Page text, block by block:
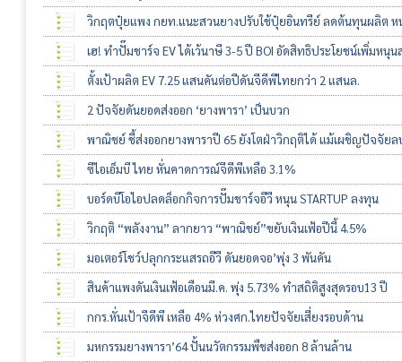
วิกฤตปุ๋ยแพง กยท.แนะสวนยางปรับใช้ปุ๋ยอินทรีย์ ลดต้นทุนผลิต ห
เฮ! ทำปั๊มชาร์จ EV ได้เว้นาษี 3-5 ปี BOI อัดสิทธิประโยชน์เพิ่มหนุ
ตั้งเป้าผลิต EV 7.25 แสนคันต่อปีดันจีดีพีไทยกว่า 2 แสนล.
2 ปัจจัยดันยอดส่งออก ‘ยางพารา’ เป็นบวก
พาณิชย์ ชี้ส่งออกยางพาราปี 65 ยังโตฝ่าวิกฤติได้ แม้เผชิญปัจจัยล
ซีไอเอ็มบี ไทย หั่นคาดการณ์จีดีพีเหลือ 3.1%
บอร์ดบีโอไอปลดล็อกกิจการปั๊มชาร์จอีวี หนุน STARTUP ลงทุน
วิกฤติ “พลังงาน” ลากยาว “พาณิชย์”ขยับเงินเฟ้อปีนี้ 4.5%
มอเตอร์โชว์ปลุกกระแสรถอีวี ดันยอดจอ’พุ่ง 3 พันคัน
สินค้าแพงดันเงินเฟ้อเดือนมี.ค. พุ่ง 5.73% ทำสถิติสูงสุดรอบ13 ปี
กกร.หั่นเป้าจีดีพี เหลือ 4% ห่วงศก.ไทยปัจจัยเสี่ยงรอบด้าน
มหกรรมยางพารา’64 ปั้นนวัตกรรมพืชส่งออก 8 ล้านล้าน